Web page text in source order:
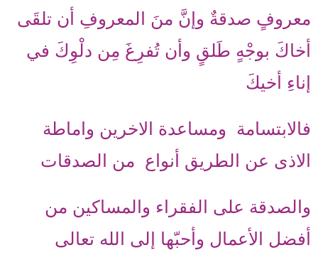
معروفٍ صدقةٌ وإنَّ منَ المعروفِ أن تلقَى
أخاكَ بوجْهٍ طَلقٍ وأن تُفرِغَ مِن دلْوِكَ في
إناءِ أخيكَ
فالابتسامة ومساعدة الاخرين واماطة
الاذى عن الطريق أنواع من الصدقات
والصدقة على الفقراء والمساكين من
أفضل الأعمال وأحبّها إلى الله تعالى